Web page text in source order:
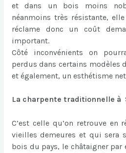
et dans un bois moins
néanmoins très résistante,
réclame donc un coût
important.
Côté inconvénients on
perdus dans certains modèles
et également, un esthétisme
La charpente traditionnelle à
C’est celle qu’on retrouve en
vieilles demeures et qui sera
bois du pays, le châtaigner par